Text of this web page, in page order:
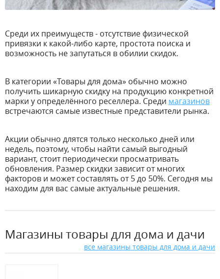
Среди их преимуществ - отсутствие физической
привязки к какой-либо карте, простота поиска и
возможность не запутаться в обилии скидок.
В категории «Товары для дома» обычно можно
получить шикарную скидку на продукцию конкретной
марки у определённого реселлера. Среди магазинов
встречаются самые известные представители рынка.
Акции обычно длятся только несколько дней или
недель, поэтому, чтобы найти самый выгодный
вариант, стоит периодически просматривать
обновления. Размер скидки зависит от многих
факторов и может составлять от 5 до 50%. Сегодня мы
находим для вас самые актуальные решения.
Магазины товары для дома и дачи
все магазины товары для дома и дачи